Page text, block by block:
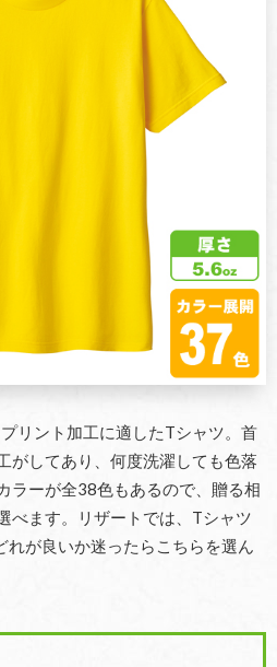
リント加工に適したTシャツ。首
がしてあり、何度洗濯しても色落
ラーが全38色もあるので、贈る相
べます。リザートでは、Tシャツ
が良いか迷ったらこちらを選ん